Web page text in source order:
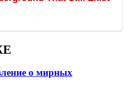
о мирных